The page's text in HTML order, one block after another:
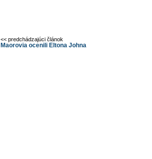
<< predchádzajúci článok
Maorovia ocenili Eltona Johna